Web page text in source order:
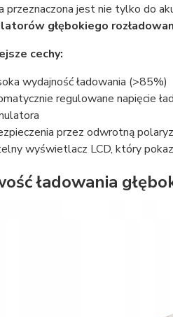
przeznaczona jest nie tylko do
głębokiego
cechy:
wydajność ładowania (>85%)
regulowane napięcie
przez odwrotną
wyświetlacz LCD, który
ładowania